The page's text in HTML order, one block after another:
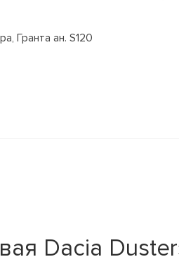
Гранта ан. S120
Dacia